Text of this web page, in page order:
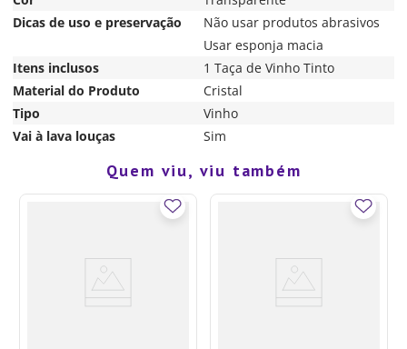
Dicas de uso e preservação
Não usar produtos abrasivos
Usar esponja macia
Itens inclusos
1 Taça de Vinho Tinto
Material do Produto
Cristal
Tipo
Vinho
Vai à lava louças
Sim
Quem viu, viu também